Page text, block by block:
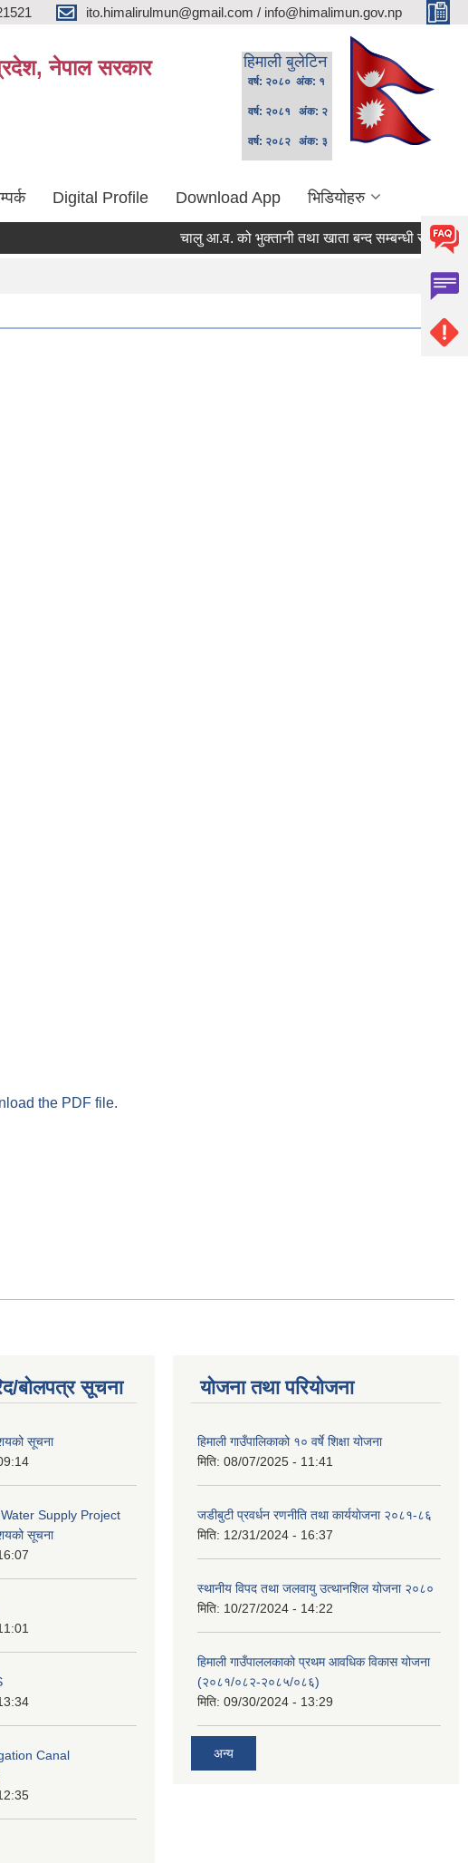
ito.himalirulmun@gmail.com / info@himalimun.gov.np
नेपाल सरकार हिमाली बुलेटिन
वर्ष: २०८० अंक: १
वर्ष: २०८१ अंक: २
वर्ष: २०८२ अंक: ३
Digital Profile Download App भिडियोहरु
चालु आ.व. को भुक्तानी तथा खाता बन्द सम्बन्धी सूचना ।
the PDF file.
बोलपत्र सूचना
सूचना
Supply Project
सूचना
Canal
योजना तथा परियोजना
हिमाली गाउँपालिकाको १० वर्षे शिक्षा योजना
मिति: 08/07/2025 - 11:41
जडीबुटी प्रवर्धन रणनीति तथा कार्ययाेजना २०८१-८६
मिति: 12/31/2024 - 16:37
स्थानीय विपद तथा जलवायु उत्थानशिल योजना २०८०
मिति: 10/27/2024 - 14:22
हिमाली गाउँपाललकाको प्रथम आवधिक विकास योजना
(२०८१/०८२-२०८५/०८६)
मिति: 09/30/2024 - 13:29
अन्य